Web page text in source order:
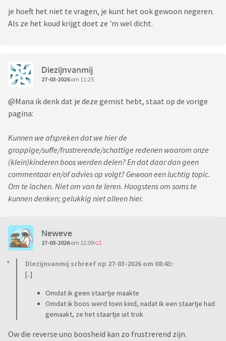
je hoeft het niet te vragen, je kunt het ook gewoon negeren.
Als ze het koud krijgt doet ze 'm wel dicht.
Diezijnvanmij
27-03-2026om 11:25
@Mana ik denk dat je deze gemist hebt, staat op de vorige
pagina:
Kunnen we afspreken dat we hier de
grappige/suffe/frustrerende/schattige redenen waarom onze
(klein)kinderen boos werden delen? En dat daar dan geen
commentaar en/of advies op volgt? Gewoon een luchtig topic.
Om te lachen. Niet om van te leren. Hoogstens om soms te
kunnen denken; gelukkig niet alleen hier.
Neweve
27-03-2026om 12:09
Diezijnvanmij schreef op 27-03-2026 om 08:43:
[..]
Omdat ik geen staartje maakte
Omdat ik boos werd toen kind, nadat ik een staartje had
gemaakt, ze het staartje uit trok
Ow die reverse uno boosheid kan zo frustrerend zijn.